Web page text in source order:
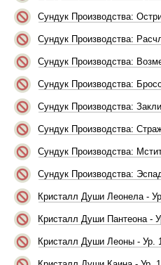
Сундук Производства:
Сундук Производства:
Сундук Производства:
Сундук Производства:
Сундук Производства:
Сундук Производства:
Сундук Производства:
Сундук Производства:
Кристалл Души Леонела -
Кристалл Души Пантеона -
Кристалл Души Леоны - Ур. 1